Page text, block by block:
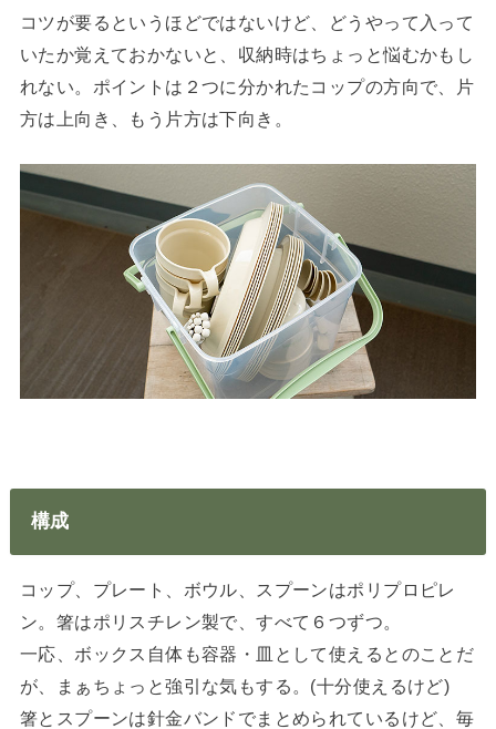
コツが要るというほどではないけど、どうやって入って
いたか覚えておかないと、収納時はちょっと悩むかもし
れない。ポイントは２つに分かれたコップの方向で、片
方は上向き、もう片方は下向き。
構成
コップ、プレート、ボウル、スプーンはポリプロピレ
ン。箸はポリスチレン製で、すべて６つずつ。
一応、ボックス自体も容器・皿として使えるとのことだ
が、まぁちょっと強引な気もする。(十分使えるけど)
箸とスプーンは針金バンドでまとめられているけど、毎